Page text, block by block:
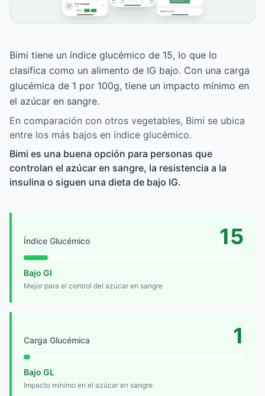
Bimi tiene un índice glucémico de 15, lo que lo
clasifica como un alimento de IG bajo. Con una carga
glucémica de 1 por 100g, tiene un impacto mínimo en
el azúcar en sangre.
En comparación con otros vegetables, Bimi se ubica
entre los más bajos en índice glucémico.
Bimi es una buena opción para personas que
controlan el azúcar en sangre, la resistencia a la
insulina o siguen una dieta de bajo IG.
Índice Glucémico 15
Bajo GI
Mejor para el control del azúcar en sangre
Carga Glucémica 1
Bajo GL
Impacto mínimo en el azúcar en sangre